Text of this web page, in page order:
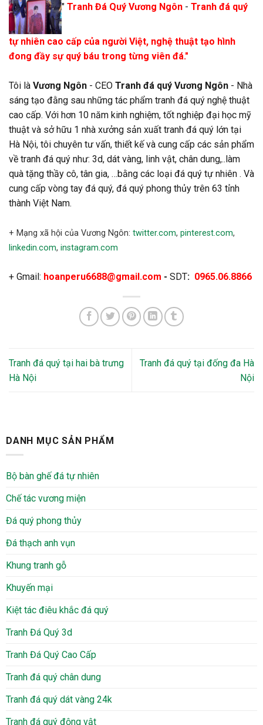
" Tranh Đá Quý Vương Ngôn - Tranh đá quý
tự nhiên cao cấp của người Việt, nghệ thuật tạo hình
đong đầy sự quý báu trong từng viên đá."
Tôi là Vương Ngôn - CEO Tranh đá quý Vương Ngôn - Nhà
sáng tạo đằng sau những tác phẩm tranh đá quý nghệ thuật
cao cấp. Với hơn 10 năm kinh nghiệm, tốt nghiệp đại học mỹ
thuật và sở hữu 1 nhà xưởng sản xuất tranh đá quý lớn tại
Hà Nội, tôi chuyên tư vấn, thiết kế và cung cấp các sản phẩm
về tranh đá quý như: 3d, dát vàng, linh vật, chân dung,..làm
quà tặng thầy cô, tân gia, …bằng các loại đá quý tự nhiên . Và
cung cấp vòng tay đá quý, đá quý phong thủy trên 63 tỉnh
thành Việt Nam.
+ Mạng xã hội của Vương Ngôn: twitter.com, pinterest.com,
linkedin.com, instagram.com
+ Gmail: hoanperu6688@gmail.com - SDT: 0965.06.8866
Tranh đá quý tại hai bà trưng
Hà Nội
Tranh đá quý tại đống đa Hà
Nội
DANH MỤC SẢN PHẨM
Bộ bàn ghế đá tự nhiên
Chế tác vương miện
Đá quý phong thủy
Đá thạch anh vụn
Khung tranh gỗ
Khuyến mại
Kiệt tác điêu khắc đá quý
Tranh Đá Quý 3d
Tranh Đá Quý Cao Cấp
Tranh đá quý chân dung
Tranh đá quý dát vàng 24k
Tranh đá quý động vật